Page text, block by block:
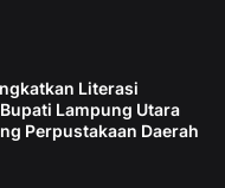
Literasi
Lampung Utara
Perpustakaan Daerah